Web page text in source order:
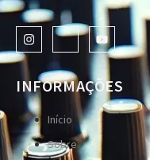
INFORMAÇÕES
Início
Sobre